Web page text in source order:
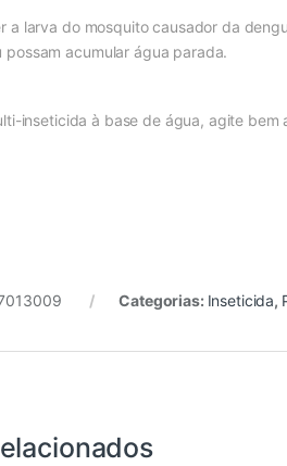
a larva do mosquito causador da
possam acumular água parada.
inseticida à base de água, agite
Categorias: Inseticida,